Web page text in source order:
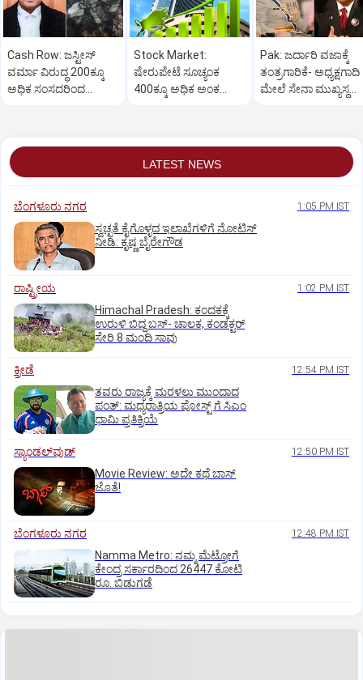
Cash Row: ಜಸ್ಟೀಸ್‌
ವರ್ಮಾ ವಿರುದ್ಧ 200ಕ್ಕೂ
ಅಧಿಕ ಸಂಸದರಿಂದ
Stock Market:
ಷೇರುಪೇಟೆ ಸೂಚ್ಯಂಕ
400ಕ್ಕೂ ಅಧಿಕ ಅಂಕ
Pak: ಜರ್ದಾರಿ ವಜಾಕ್ಕೆ
ತಂತ್ರಗಾರಿಕೆ- ಅಧ್ಯಕ್ಷಗಾದಿ
ಮೇಲೆ ಸೇನಾ ಮುಖ್ಯಸ್ಥ
LATEST NEWS
ಬೆಂಗಳೂರು ನಗರ 1:05 PM IST
ಸ್ವಚ್ಛತೆ ಕೈಗೊಳ್ಳದ ಇಲಾಖೆಗಳಿಗೆ ನೋಟಿಸ್‌
ನೀಡಿ: ಕೃಷ್ಣ ಬೈರೇಗೌಡ
ರಾಷ್ಟ್ರೀಯ 1:02 PM IST
Himachal Pradesh: ಕಂದಕಕ್ಕೆ
ಉರುಳಿ ಬಿದ್ದ ಬಸ್-‌ ಚಾಲಕ, ಕಂಡಕ್ಟರ್‌
ಸೇರಿ 8 ಮಂದಿ ಸಾವು
ಕ್ರೀಡೆ 12:54 PM IST
ತವರು ರಾಜ್ಯಕ್ಕೆ ಮರಳಲು ಮುಂದಾದ
ಪಂತ್:‌ ಮಧ್ಯರಾತ್ರಿಯ ಪೋಸ್ಟ್‌ ಗೆ ಸಿಎಂ
ಧಾಮಿ ಪ್ರತಿಕ್ರಿಯೆ
ಸ್ಯಾಂಡಲ್‌ವುಡ್‌ 12:50 PM IST
Movie Review: ಅದೇ ಕಥೆ ಬಾಸ್‌
ಜೊತೆ!
ಬೆಂಗಳೂರು ನಗರ 12:48 PM IST
Namma Metro: ನಮ್ಮ ಮೆಟ್ರೋಗೆ
ಕೇಂದ್ರ ಸರ್ಕಾರದಿಂದ 26447 ಕೋಟಿ
ರೂ. ಬಿಡುಗಡೆ